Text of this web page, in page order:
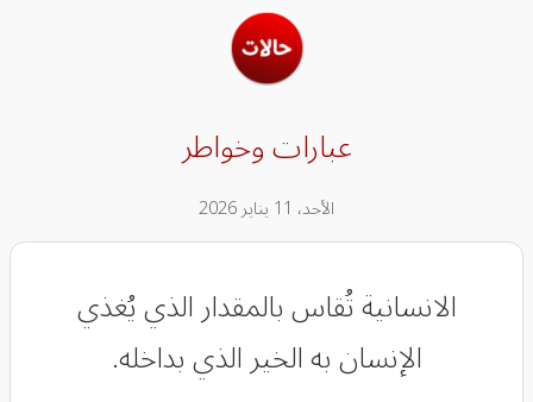
عبارات وخواطر
الأحد، 11 يناير 2026
الانسانية تُقاس بالمقدار الذي يُغذي
الإنسان به الخير الذي بداخله.